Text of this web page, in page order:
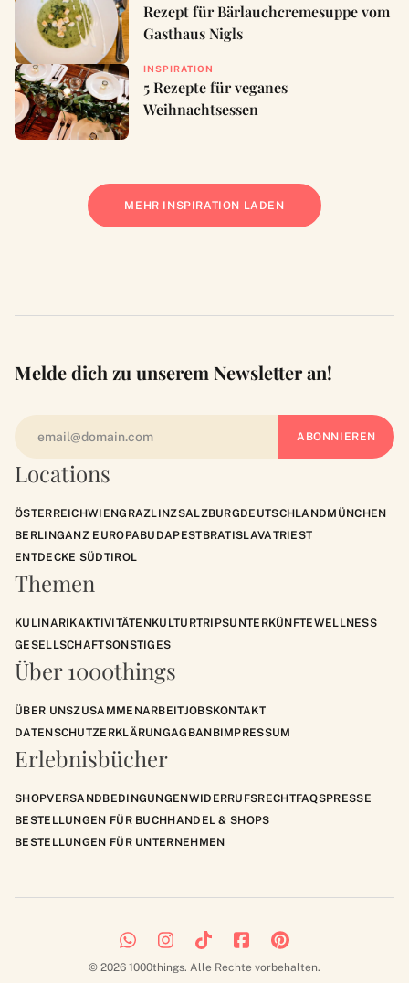
Rezept für Bärlauchcremesuppe vom
Gasthaus Nigls
INSPIRATION
5 Rezepte für veganes
Weihnachtsessen
MEHR INSPIRATION LADEN
Locations
ÖSTERREICHWIENGRAZLINZSALZBURGDEUTSCHLANDMÜNCHEN
BERLINGANZ EUROPABUDAPESTBRATISLAVATRIEST
ENTDECKE SÜDTIROL
Themen
KULINARIKAKTIVITÄTENKULTURTRIPSUNTERKÜNFTEWELLNESS
GESELLSCHAFTSONSTIGES
Über 1000things
ÜBER UNSZUSAMMENARBEITJOBSKONTAKT
DATENSCHUTZERKLÄRUNGAGBANBIMPRESSUM
Erlebnisbücher
SHOPVERSANDBEDINGUNGENWIDERRUFSRECHTFAQSPRESSE
BESTELLUNGEN FÜR BUCHHANDEL & SHOPS
BESTELLUNGEN FÜR UNTERNEHMEN
Melde dich zu unserem Newsletter an!
© 2026 1000things. Alle Rechte vorbehalten.